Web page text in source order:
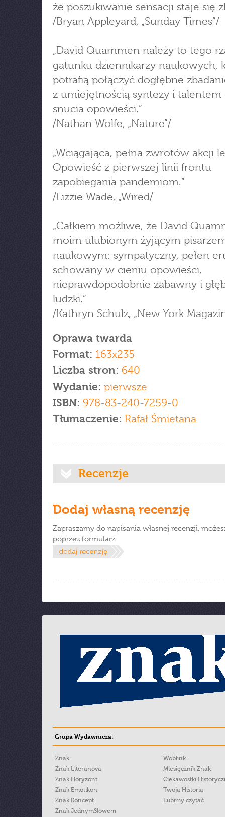
że poszukiwanie sensacji staje się
/Bryan Appleyard, „Sunday Times”/
„David Quammen należy to tego
gatunku dziennikarzy naukowych,
potrafią połączyć dogłębne
z umiejętnością syntezy i talentem
snucia opowieści.”
/Nathan Wolfe, „Nature”/
„Wciągająca, pełna zwrotów akcji
Opowieść z pierwszej linii frontu
zapobiegania pandemiom.”
/Lizzie Wade, „Wired/
„Całkiem możliwe, że David
moim ulubionym żyjącym
naukowym: sympatyczny, pełen
schowany w cieniu opowieści,
nieprawdopodobnie zabawny i
ludzki.”
/Kathryn Schulz, „New York
Oprawa twarda
Format: 163x235
Liczba stron: 640
Wydanie: pierwsze
ISBN: 978-83-240-7259-0
Tłumaczenie: Rafał Śmietana
Recenzje
Dodaj własną recenzję
Zapraszamy do napisania własnej recenzji,
poprzez formularz.
Grupa Wydawnicza:
Znak
Znak Literanova
Znak Horyzont
Znak Emotikon
Znak Koncept
Znak JednymSłowem
Woblink
Miesięcznik Znak
Ciekawostki
Twoja Historia
Lubimy czytać